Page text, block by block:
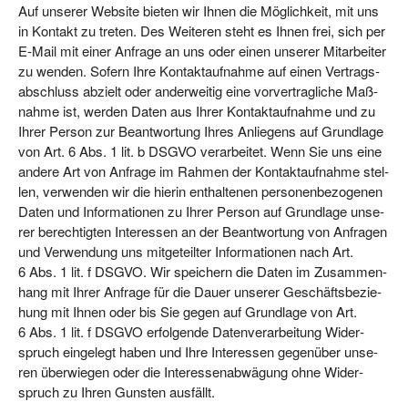
Auf unse­rer Web­site bie­ten wir Ihnen die Mög­lich­keit, mit uns
in Kon­takt zu tre­ten. Des Wei­te­ren steht es Ihnen frei, sich per
E‑Mail mit einer Anfra­ge an uns oder einen unse­rer Mit­ar­bei­ter
zu wen­den. Sofern Ihre Kon­takt­auf­nah­me auf einen Ver­trags­
ab­schluss abzielt oder ander­wei­tig eine vor­ver­trag­li­che Maß­
nah­me ist, wer­den Daten aus Ihrer Kon­takt­auf­nah­me und zu
Ihrer Per­son zur Beant­wor­tung Ihres Anlie­gens auf Grund­la­ge
von Art. 6 Abs. 1 lit. b DSGVO ver­ar­bei­tet. Wenn Sie uns eine
ande­re Art von Anfra­ge im Rah­men der Kon­takt­auf­nah­me stel­
len, ver­wen­den wir die hier­in ent­hal­te­nen per­so­nen­be­zo­ge­nen
Daten und Infor­ma­tio­nen zu Ihrer Per­son auf Grund­la­ge unse­
rer berech­tig­ten Inter­es­sen an der Beant­wor­tung von Anfra­gen
und Ver­wen­dung uns mit­ge­teil­ter Infor­ma­tio­nen nach Art.
6 Abs. 1 lit. f DSGVO. Wir spei­chern die Daten im Zusam­men­
hang mit Ihrer Anfra­ge für die Dau­er unse­rer Geschäfts­be­zie­
hung mit Ihnen oder bis Sie gegen auf Grund­la­ge von Art.
6 Abs. 1 lit. f DSGVO erfol­gen­de Daten­ver­ar­bei­tung Wider­
spruch ein­ge­legt haben und Ihre Inter­es­sen gegen­über unse­
ren über­wie­gen oder die Inter­es­sen­ab­wä­gung ohne Wider­
spruch zu Ihren Guns­ten ausfällt.